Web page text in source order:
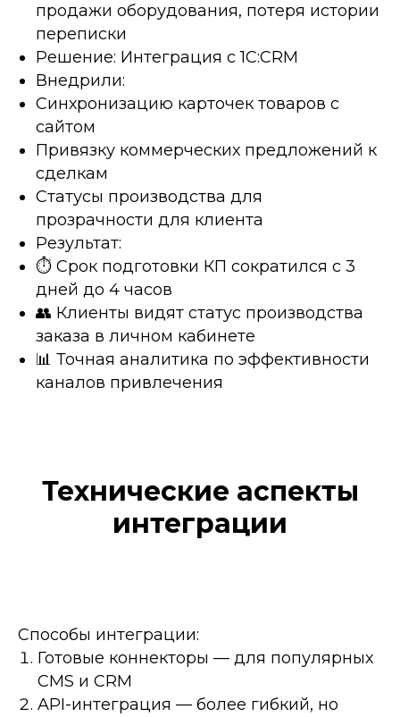
продажи оборудования, потеря истории
переписки
Решение: Интеграция с 1С:CRM
Внедрили:
Синхронизацию карточек товаров с
сайтом
Привязку коммерческих предложений к
сделкам
Статусы производства для
прозрачности для клиента
Результат:
⏱️ Срок подготовки КП сократился с 3
дней до 4 часов
👥 Клиенты видят статус производства
заказа в личном кабинете
📊 Точная аналитика по эффективности
каналов привлечения
Технические аспекты
интеграции
Способы интеграции:
Готовые коннекторы — для популярных
CMS и CRM
API-интеграция — более гибкий, но